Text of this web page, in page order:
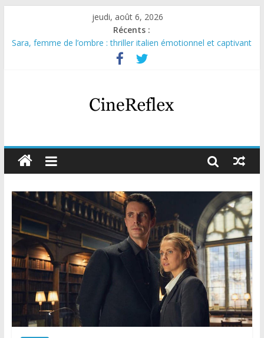
jeudi, août 6, 2026
Récents :
Sara, femme de l’ombre : thriller italien émotionnel et captivant
Journal d’une fille larguée : nouvelle série suédoise sur Netflix
Aema : mini-série sur le tournage d’un film érotique devenu
Glass Heart : excellente série musicale avec Takeru Satō
Olympo, saison 1 : nouvelle série qui séduira les fans de